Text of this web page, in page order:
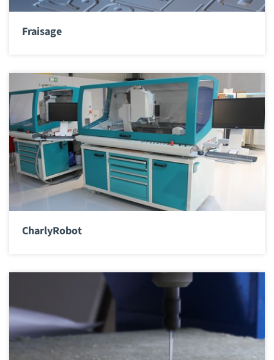
Fraisage
CharlyRobot